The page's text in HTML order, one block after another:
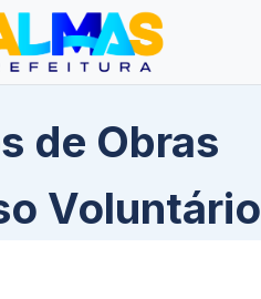
de Obras
Voluntário